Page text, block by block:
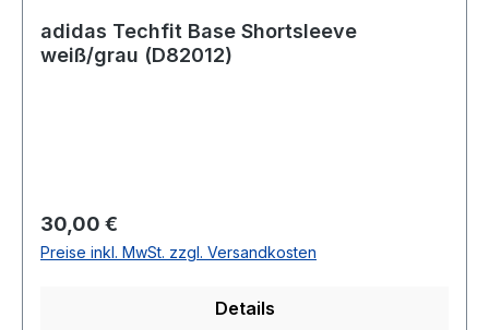
adidas Techfit Base Shortsleeve
weiß/grau (D82012)
Regulärer Preis:
30,00 €
Preise inkl. MwSt. zzgl. Versandkosten
Details